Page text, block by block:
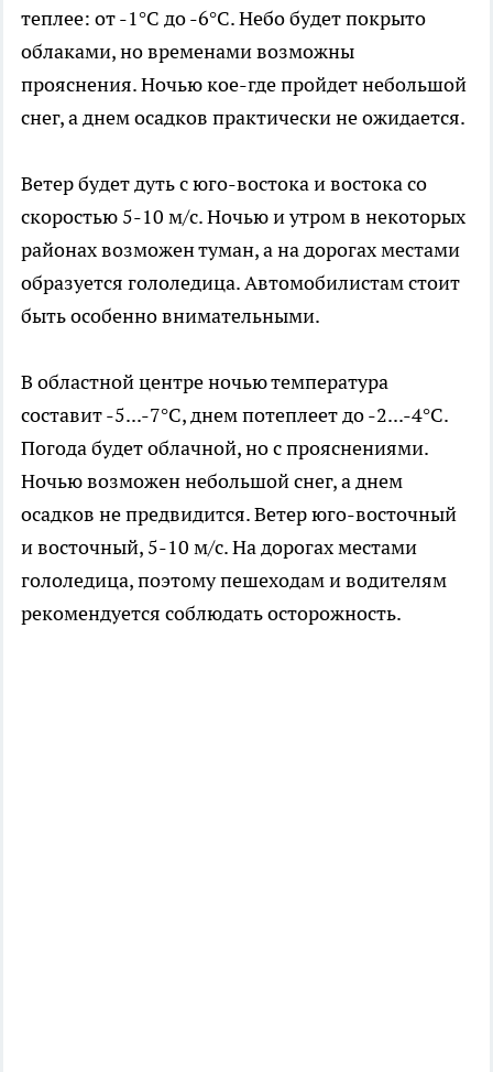
теплее: от -1°C до -6°C. Небо будет покрыто
облаками, но временами возможны
прояснения. Ночью кое-где пройдет небольшой
снег, а днем осадков практически не ожидается.
Ветер будет дуть с юго-востока и востока со
скоростью 5-10 м/с. Ночью и утром в некоторых
районах возможен туман, а на дорогах местами
образуется гололедица. Автомобилистам стоит
быть особенно внимательными.
В областной центре ночью температура
составит -5...-7°C, днем потеплеет до -2...-4°C.
Погода будет облачной, но с прояснениями.
Ночью возможен небольшой снег, а днем
осадков не предвидится. Ветер юго-восточный
и восточный, 5-10 м/с. На дорогах местами
гололедица, поэтому пешеходам и водителям
рекомендуется соблюдать осторожность.